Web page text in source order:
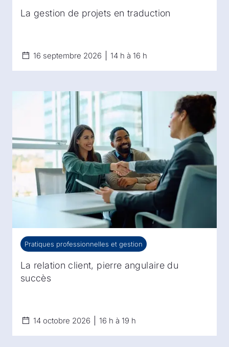
La gestion de projets en traduction
16 septembre 2026 14 h à 16 h
Pratiques professionnelles et gestion
Pratiques professionnelles et gestion
La relation client, pierre angulaire du
succès
14 octobre 2026 16 h à 19 h